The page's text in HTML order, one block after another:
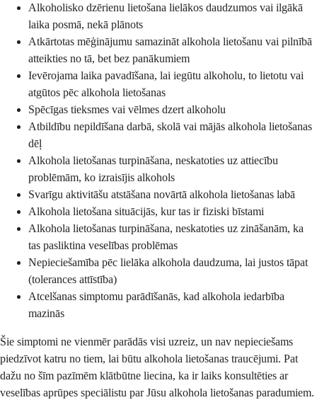
Alkoholisko dzērienu lietošana lielākos daudzumos vai ilgākā
laika posmā, nekā plānots
Atkārtotas mēģinājumu samazināt alkohola lietošanu vai pilnībā
atteikties no tā, bet bez panākumiem
Ievērojama laika pavadīšana, lai iegūtu alkoholu, to lietotu vai
atgūtos pēc alkohola lietošanas
Spēcīgas tieksmes vai vēlmes dzert alkoholu
Atbildību nepildīšana darbā, skolā vai mājās alkohola lietošanas
dēļ
Alkohola lietošanas turpināšana, neskatoties uz attiecību
problēmām, ko izraisījis alkohols
Svarīgu aktivitāšu atstāšana novārtā alkohola lietošanas labā
Alkohola lietošana situācijās, kur tas ir fiziski bīstami
Alkohola lietošanas turpināšana, neskatoties uz zināšanām, ka
tas pasliktina veselības problēmas
Nepieciešamība pēc lielāka alkohola daudzuma, lai justos tāpat
(tolerances attīstība)
Atcelšanas simptomu parādīšanās, kad alkohola iedarbība
mazinās
Šie simptomi ne vienmēr parādās visi uzreiz, un nav nepieciešams
piedzīvot katru no tiem, lai būtu alkohola lietošanas traucējumi. Pat
dažu no šīm pazīmēm klātbūtne liecina, ka ir laiks konsultēties ar
veselības aprūpes speciālistu par Jūsu alkohola lietošanas paradumiem.